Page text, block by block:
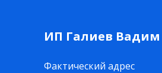
ИП Галиев Вадим
Фактический адрес